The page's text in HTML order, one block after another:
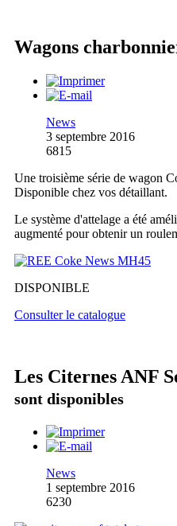
Wagons
News
3 septembre 2016
6815
Une troisième série de wagon
Disponible chez vos détaillant.
Le système d'attelage a été
augmenté pour obtenir un
DISPONIBLE
Consulter le catalogue
Les Citernes ANF
sont disponibles
News
1 septembre 2016
6230